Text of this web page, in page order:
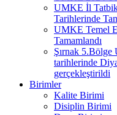
UMKE İl
Tarihlerinde
UMKE Temel
Tamamlandı
Şırnak 5.Bölge
tarihlerinde
gerçekleştirildi
Birimler
Kalite Birimi
Disiplin Birimi